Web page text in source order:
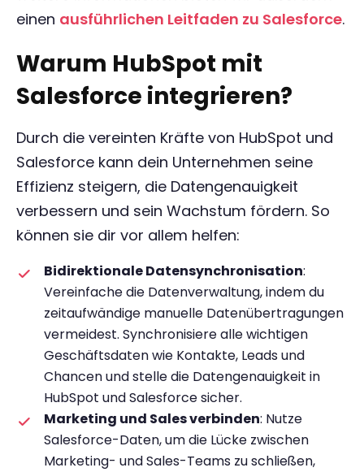
einen ausführlichen Leitfaden zu Salesforce.
Warum HubSpot mit
Salesforce integrieren?
Durch die vereinten Kräfte von HubSpot und
Salesforce kann dein Unternehmen seine
Effizienz steigern, die Datengenauigkeit
verbessern und sein Wachstum fördern. So
können sie dir vor allem helfen:
Bidirektionale Datensynchronisation:
Vereinfache die Datenverwaltung, indem du
zeitaufwändige manuelle Datenübertragungen
vermeidest. Synchronisiere alle wichtigen
Geschäftsdaten wie Kontakte, Leads und
Chancen und stelle die Datengenauigkeit in
HubSpot und Salesforce sicher.
Marketing und Sales verbinden: Nutze
Salesforce-Daten, um die Lücke zwischen
Marketing- und Sales-Teams zu schließen,